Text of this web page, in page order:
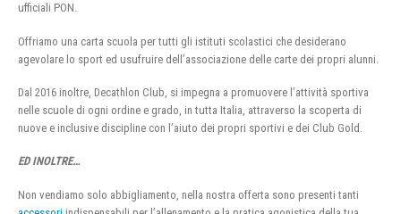
ufficiali PON.
Offriamo una carta scuola per tutti gli istituti scolastici che desiderano
agevolare lo sport ed usufruire dell’associazione delle carte dei propri alunni.
Dal 2016 inoltre, Decathlon Club, si impegna a promuovere l’attività sportiva
nelle scuole di ogni ordine e grado, in tutta Italia, attraverso la scoperta di
nuove e inclusive discipline con l’aiuto dei propri sportivi e dei Club Gold.
ED INOLTRE…
Non vendiamo solo abbigliamento, nella nostra offerta sono presenti tanti